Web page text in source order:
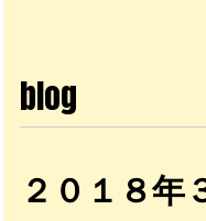
blog
２０１８